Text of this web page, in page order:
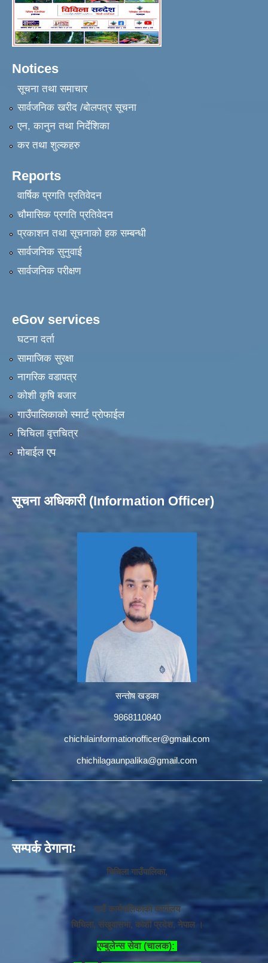
Notices
सूचना तथा समाचार
सार्वजनिक खरीद /बोलपत्र सूचना
एन, कानुन तथा निर्देशिका
कर तथा शुल्कहरु
Reports
वार्षिक प्रगति प्रतिवेदन
चौमासिक प्रगति प्रतिवेदन
प्रकाशन तथा सूचनाको हक सम्बन्धी
सार्वजनिक सुनुवाई
सार्वजनिक परीक्षण
eGov services
घटना दर्ता
सामाजिक सुरक्षा
नागरिक वडापत्र
कोशी कृषि बजार
गाउँपालिकाको स्मार्ट प्रोफाईल
चिचिला वृत्तचित्र
मोबाईल एप
सूचना अधिकारी (Information Officer)
सन्तोष खड्का
9868110840
chichilainformationofficer@gmail.com
chichilagaunpalika@gmail.com
सम्पर्क ठेगानाः
चिचिला गाउँपालिका,
गाउँ कार्यपालिकाको कार्यालय
चिचिला, संखुवासभा, कोशी प्रदेश, नेपाल ।
एम्बुलेन्स सेवा (चालक):